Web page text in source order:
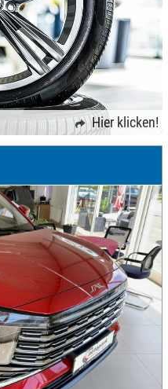
Hier klicken!